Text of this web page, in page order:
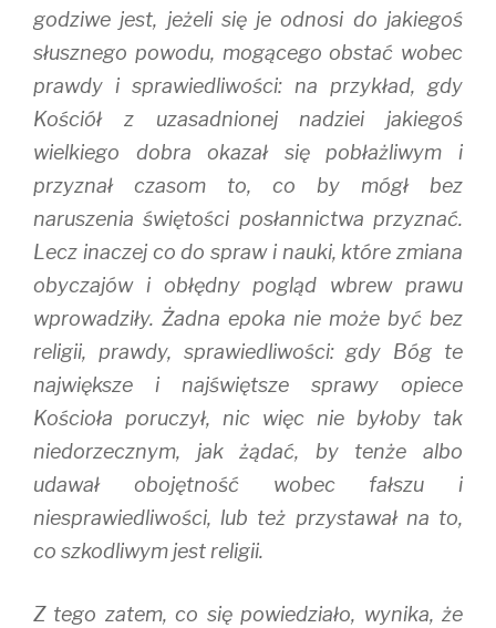
godziwe jest, jeżeli się je odnosi do jakiegoś
słusznego powodu, mogącego obstać wobec
prawdy i sprawiedliwości: na przykład, gdy
Kościół z uzasadnionej nadziei jakiegoś
wielkiego dobra okazał się pobłażliwym i
przyznał czasom to, co by mógł bez
naruszenia świętości posłannictwa przyznać.
Lecz inaczej co do spraw i nauki, które zmiana
obyczajów i obłędny pogląd wbrew prawu
wprowadziły. Żadna epoka nie może być bez
religii, prawdy, sprawiedliwości: gdy Bóg te
największe i najświętsze sprawy opiece
Kościoła poruczył, nic więc nie byłoby tak
niedorzecznym, jak żądać, by tenże albo
udawał obojętność wobec fałszu i
niesprawiedliwości, lub też przystawał na to,
co szkodliwym jest religii.
Z tego zatem, co się powiedziało, wynika, że